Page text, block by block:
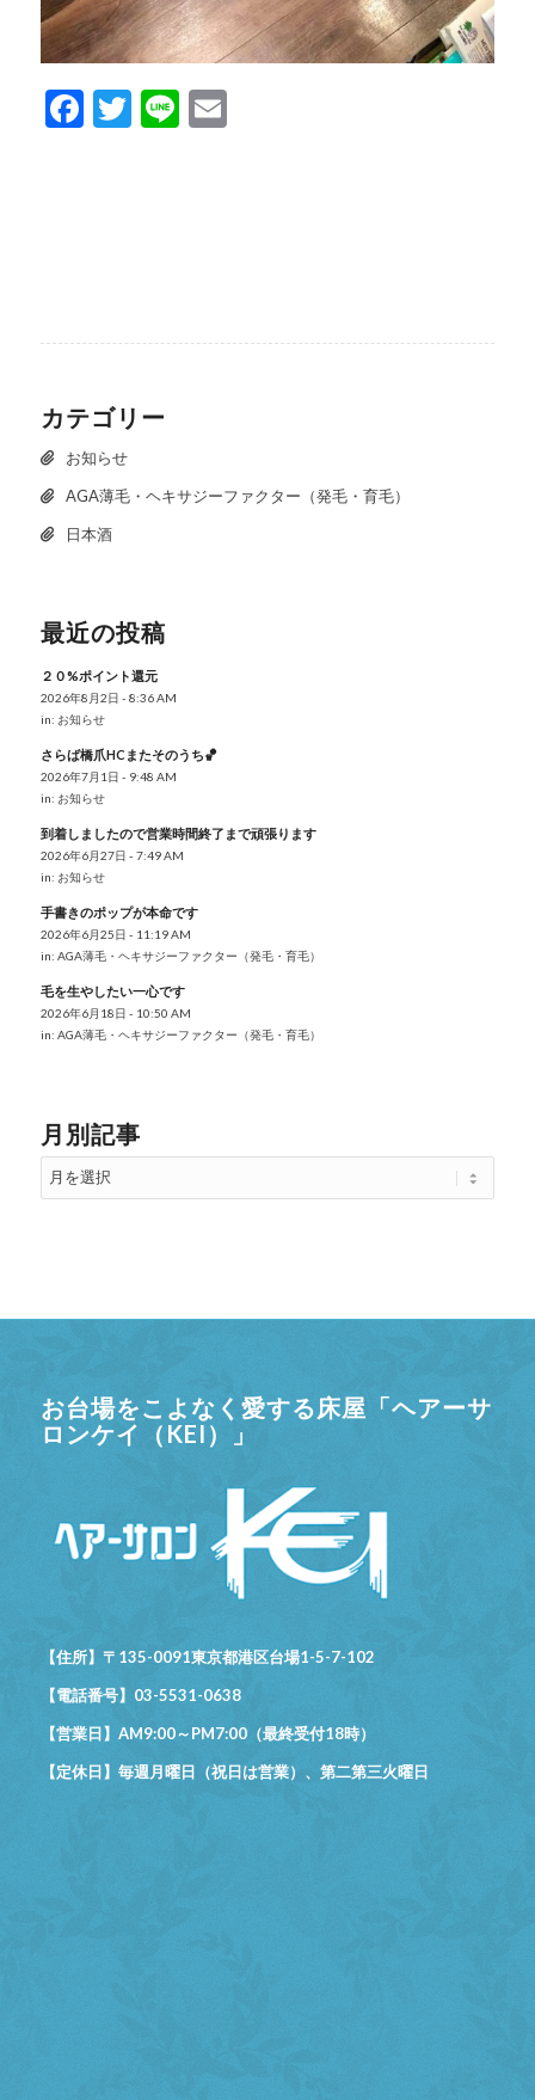
Facebook
Twitter
LineEmail
カテゴリー
お知らせ
AGA薄毛・ヘキサジーファクター（発毛・育毛）
日本酒
最近の投稿
２０%ポイント還元
2026年8月2日 - 8:36 AM
in: お知らせ
さらば橋爪HCまたそのうち🏀
2026年7月1日 - 9:48 AM
in: お知らせ
到着しましたので営業時間終了まで頑張ります
2026年6月27日 - 7:49 AM
in: お知らせ
手書きのポップが本命です
2026年6月25日 - 11:19 AM
in: AGA薄毛・ヘキサジーファクター（発毛・育毛）
毛を生やしたい一心です
2026年6月18日 - 10:50 AM
in: AGA薄毛・ヘキサジーファクター（発毛・育毛）
月別記事
お台場をこよなく愛する床屋「ヘアーサ
ロンケイ（KEI）」
【住所】〒135-0091東京都港区台場1-5-7-102
【電話番号】03-5531-0638
【営業日】AM9:00～PM7:00（最終受付18時）
【定休日】毎週月曜日（祝日は営業）、第二第三火曜日